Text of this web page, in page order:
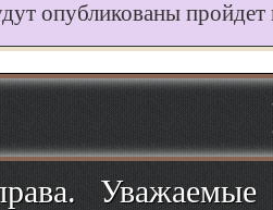
опубликованы пройдет